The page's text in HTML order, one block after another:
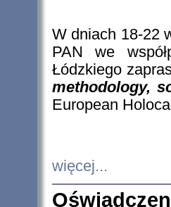
W dniach 18-22
PAN we
Łódzkiego
methodology,
European
więcej...